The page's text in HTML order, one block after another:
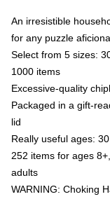
An irresistible
for any puzzle
Select from 5 sizes:
1000 items
Excessive-quality
Packaged in a gift-
lid
Really useful ages:
252 items for ages
adults
WARNING: Choking